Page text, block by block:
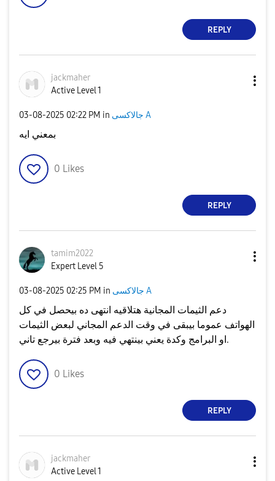
REPLY
jackmaher
Active Level 1
‎03-08-2025 02:22 PM in جالاكسى A
بمعني ايه
0 Likes
REPLY
tamim2022
Expert Level 5
‎03-08-2025 02:25 PM in جالاكسى A
دعم الثيمات المجانية هتلاقيه انتهى ده بيحصل في كل
الهواتف عموما بيبقى في وقت الدعم المجاني لبعض الثيمات
او البرامج وكدة يعني بينتهي فيه وبعد فترة بيرجع تاني.
0 Likes
REPLY
jackmaher
Active Level 1